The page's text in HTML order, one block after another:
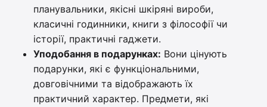
планувальники, якісні шкіряні вироби,
класичні годинники, книги з філософії чи
історії, практичні гаджети.
Уподобання в подарунках: Вони цінують
подарунки, які є функціональними,
довговічними та відображають їх
практичний характер. Предмети, які